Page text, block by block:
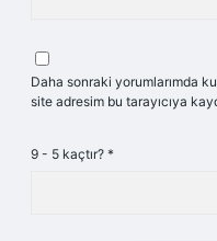
Daha sonraki yorumlarımda
site adresim bu tarayıcıya
9 - 5 kaçtır? *